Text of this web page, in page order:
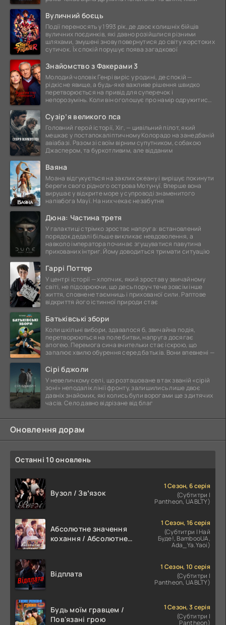
Вуличний боєць
Події переносять у 1993 рік, де двоє колишніх бійців
вуличних поєдинків, які давно розійшлися різними
шляхами, змушені знову повернутися до світу жорстоких
сутичок. Їх спокій порушує поява загадкової
Знайомство з Факерами 3
Молодий чоловік Генрі виріс у родині, де спокій —
рідкісне явище, а будь-яке важливе рішення швидко
перетворюється на привід для суперечок і
непорозумінь. Коли він оголошує про намір одружитися,
Сузір’я великого пса
Головний герой історії, Хіг, — цивільний пілот, який
мешкає у постапокаліптичному Колорадо на занедбаній
авіабазі. Разом зі своїм вірним супутником, собакою
Джаспером, та буркотливим, але відданим
Ваяна
Моана відгукується на заклик океану і вирішує покинути
береги свого рідного острова Мотунуї. Вперше вона
вирушає у відкрите море у супроводі знаменитого
напівбога Мауї. На них чекає незабутня
Дюна: Частина третя
У галактиці стрімко зростає напруга: встановлений
порядок дедалі більше викликає невдоволення, а
навколо імператора починає згущуватися павутина
прихованих інтриг. Йому доводиться тримати ситуацію
Гаррі Поттер
У центрі історії — хлопчик, який зростав у звичайному
світі, не підозрюючи, що десь поруч тече зовсім інше
життя, сповнене таємниць і прихованої сили. Раптове
відкриття його істинної природи стає
Батьківські збори
Коли шкільні вибори, здавалося б, звичайна подія,
перетворюються на поле битви, напруга досягає
апогею. Перемога сина вчительки стає іскрою, що
запалює хвилю обурення серед батьків. Вони впевнені —
Сірі бджоли
У невеличкому селі, що розташоване в так званій «сірій
зоні» неподалік лінії фронту, залишились лише двоє
давніх знайомих, які колись були ворогами ще з дитячих
часів. Село давно відрізане від благ
Оновлення дорам
Останні 10 оновлень
Вузол / Звʼязок
1 Сезон, 6 серія
(Субтитри |
Pantheon, UABLTY)
Абсолютне значення
кохання / Абсолютне
1 Сезон, 16 серія
(Субтитри | Най
Буде!, BambooUA,
Ada_Ya.Yaoi)
Відплата
1 Сезон, 10 серія
(Субтитри |
Pantheon, UABLTY)
Будь моїм гравцем /
Пов'язані грою
1 Сезон, 3 серія
(Субтитри |
Pantheon)